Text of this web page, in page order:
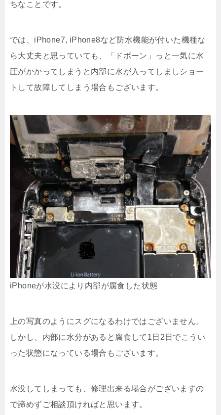
ちなことです。
では、iPhone7, iPhone8など防水機能が付いた機種な
ら大丈夫と思っていても、「ドボーン」っと一気に水
圧がかかってしまうと内部に水が入ってしましショー
トして故障してしまう場合もございます。
iPhoneが水没により内部が腐食した状態
上の写真のようにスグになるわけではございません。
しかし、内部に水分があると腐食して1日2日でこうい
った状態になっている場合もございます。
水没してしまっても、修理出来る場合がございますの
で諦めずご相談頂ければと思います。